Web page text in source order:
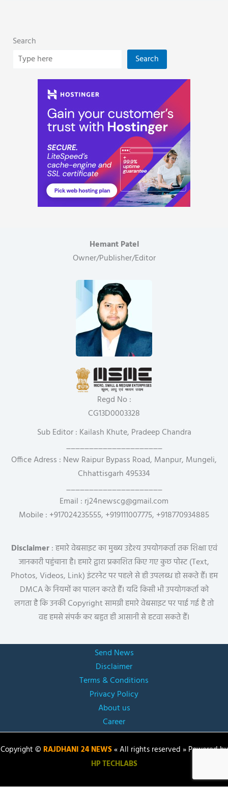
Search
Search
Hemant Patel
Owner/Publisher/Editor
Regd No :
CG13D0003328
Sub Editor : Kailash Khute, Pradeep Chandra
_____________________
Office Adress : New Raipur Bypass Road, Manpur, Mungeli,
Chhattisgarh 495334
_____________________
Email : rj24newscg@gmail.com
Mobile : +917024235555, +919111007775, +918770934885
Disclaimer: हमारे वेबसाइट का मुख्य उद्देश्य उपयोगकर्ता तक शिक्षा एवं
जानकारी पहुंचाना है। हमारे द्वारा प्रकाशित किए गए कुछ पोस्ट (Text,
Photos, Videos, Link) इंटरनेट पर पहले से ही उपलब्ध हो सकते हैं। हम
DMCA के नियमों का पालन करते हैं। यदि किसी भी उपयोगकर्ता को
लगता है कि उनकी Copyright सामग्री हमारे वेबसाइट पर पाई गई है तो
वह हमसे संपर्क कर बहुत ही आसानी से हटवा सकते हैं।
Send News
Disclaimer
Terms & Conditions
Privacy Policy
About us
Career
Copyright © RAJDHANI 24 NEWS« All rights reserved » Powered by
HP TECHLABS